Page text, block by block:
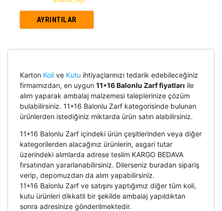
AYRINTILAR
Karton Kolive Kutu ihtiyaçlarınızı tedarik edebileceğiniz
firmamızdan, en uygun 11*16 Balonlu Zarf fiyatları ile
alım yaparak ambalaj malzemesi taleplerinize çözüm
bulabilirsiniz. 11*16 Balonlu Zarf kategorisinde bulunan
ürünlerden istediğiniz miktarda ürün satın alabilirsiniz.
11*16 Balonlu Zarf içindeki ürün çeşitlerinden veya diğer
kategorilerden alacağınız ürünlerin, asgari tutar
üzerindeki alımlarda adrese teslim KARGO BEDAVA
fırsatından yararlanabilirsiniz. Dilerseniz buradan sipariş
verip, depomuzdan da alım yapabilirsiniz.
11*16 Balonlu Zarf ve satışını yaptığımız diğer tüm koli,
kutu ürünleri dikkatli bir şekilde ambalaj yapıldıktan
sonra adresinize gönderilmektedir.